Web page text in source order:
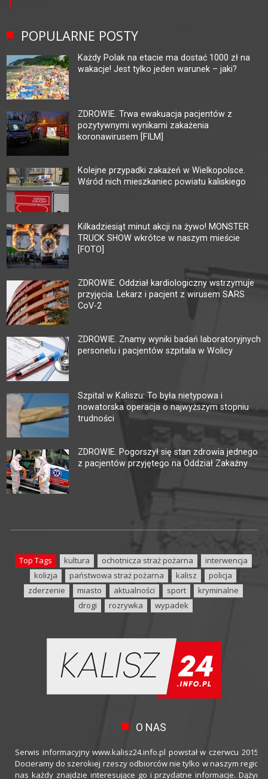
POPULARNE POSTY
Każdy Polak na etacie ma dostać 1000 zł na
wakacje! Jest tylko jeden warunek – jaki?
ZDROWIE. Trwa ewakuacja pacjentów z
pozytywnymi wynikami zakażenia
koronawirusem [FILM]
Kolejne przypadki zakażeń w Wielkopolsce.
Wśród nich mieszkaniec powiatu kaliskiego
Kilkadziesiąt minut akcji na żywo! MONSTER
TRUCK SHOW wkrótce w naszym mieście
[FOTO]
ZDROWIE. Oddział kardiologiczny wstrzymuje
przyjęcia. Lekarz i pacjent z wirusem SARS
CoV-2
ZDROWIE. Znamy wyniki badań laboratoryjnych
personelu i pacjentów szpitala w Wolicy
Szpital w Kaliszu: To była nietypowa i
nowatorska operacja o najwyższym stopniu
trudności
ZDROWIE. Pogorszył się stan zdrowia jednego
z pacjentów przyjętego na Oddział Zakaźny
Top Tags kultura ochotnicza straż pożarna
interwencja
kolizja
państwowa straż pożarna kalisz
policja
zderzenie
miasto aktualności sport
kryminalne
drogi
rozrywka wypadek
O NAS
Serwis informacyjny www.kalisz24.info.pl powstał w czerwcu 2015
Docieramy do szerokiej rzeszy odbiorców nie tylko w naszym
nas każdy znajdzie interesujące go i przydatne informacje.